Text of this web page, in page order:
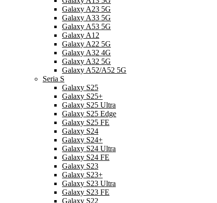
Galaxy A23 5G
Galaxy A33 5G
Galaxy A53 5G
Galaxy A12
Galaxy A22 5G
Galaxy A32 4G
Galaxy A32 5G
Galaxy A52/A52 5G
Seria S
Galaxy S25
Galaxy S25+
Galaxy S25 Ultra
Galaxy S25 Edge
Galaxy S25 FE
Galaxy S24
Galaxy S24+
Galaxy S24 Ultra
Galaxy S24 FE
Galaxy S23
Galaxy S23+
Galaxy S23 Ultra
Galaxy S23 FE
Galaxy S22